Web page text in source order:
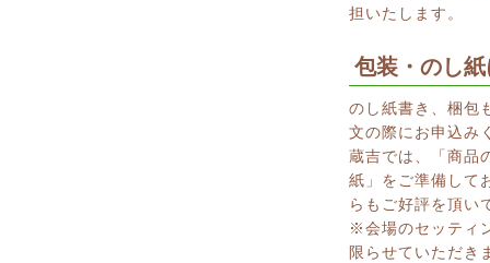
担いたします。
包装・のし
のし紙書き、梱包
文の際にお申込み
蔵吉では、「商品
紙」をご準備して
らもご好評を頂い
※会場のセッティ
限らせていただき